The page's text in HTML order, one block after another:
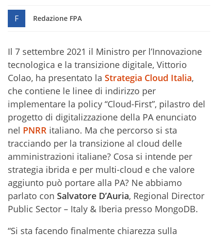
F Redazione FPA
Il 7 settembre 2021 il Ministro per l’Innovazione
tecnologica e la transizione digitale, Vittorio
Colao, ha presentato la Strategia Cloud Italia,
che contiene le linee di indirizzo per
implementare la policy “Cloud-First”, pilastro del
progetto di digitalizzazione della PA enunciato
nel PNRR italiano. Ma che percorso si sta
tracciando per la transizione al cloud delle
amministrazioni italiane? Cosa si intende per
strategia ibrida e per multi-cloud e che valore
aggiunto può portare alla PA? Ne abbiamo
parlato con Salvatore D’Auria, Regional Director
Public Sector – Italy & Iberia presso MongoDB.
“Si sta facendo finalmente chiarezza sulla